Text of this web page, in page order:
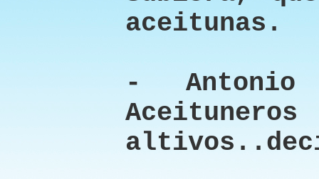
aceitunas.
- Antonio
Aceituneros